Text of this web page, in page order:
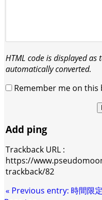
HTML code is displayed as
automatically converted.
Remember me on this
Add ping
Trackback URL :
https://
trackback/82
« Previous entry: 時間限定